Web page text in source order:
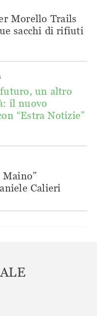
Morello Trails
sacchi di rifiuti
un altro
il nuovo
“Estra Notizie”
Calieri